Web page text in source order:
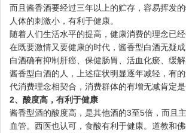
而且酱香酒要经过三年以上的贮存，容易挥发
人体的刺激小，有利于健康。
随着人们生活水平的提高，健康消费的理念已
在既要激情又要健康的时代，酱香型白酒无疑
白酒确有抑制肝癌、保健肠胃、活血化瘀、缓
酱香型白酒的人，上述症状明显逐年减轻，有
代消费理念相契合，消费群体的有增无减肯定
2、酸度高，有利于健康
酱香型酒的酸度高，是其他酒的3至5倍，而且
血管。西医也认可，食酸有利于健康。道教和